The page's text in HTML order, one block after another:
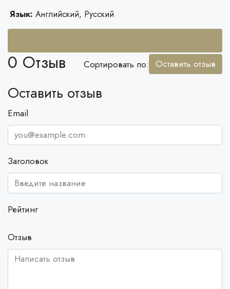
Язык: Английский, Русский
0 Отзыв Сортировать по: Оставить отзыв
Оставить отзыв
Email
Заголовок
Рейтинг
Отзыв